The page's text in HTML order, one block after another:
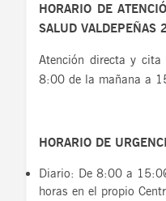
HORARIO DE
SALUD VALDEPEÑAS
Atención directa y cita
8:00 de la mañana a
HORARIO DE
Diario: De 8:00 a
horas en el propio